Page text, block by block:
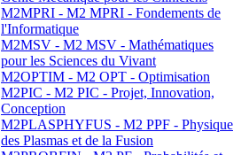
M2MPRI - M2 MPRI - Fondements de
l'Informatique
M2MSV - M2 MSV - Mathématiques
pour les Sciences du Vivant
M2OPTIM - M2 OPT - Optimisation
M2PIC - M2 PIC - Projet, Innovation,
Conception
M2PLASPHYFUS - M2 PPF - Physique
des Plasmas et de la Fusion